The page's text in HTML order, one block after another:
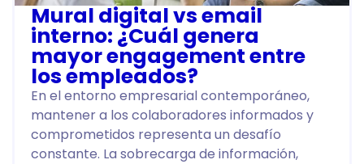
Mural digital vs email
interno: ¿Cuál genera
mayor engagement entre
los empleados?
En el entorno empresarial contemporáneo,
mantener a los colaboradores informados y
comprometidos representa un desafío
constante. La sobrecarga de información,